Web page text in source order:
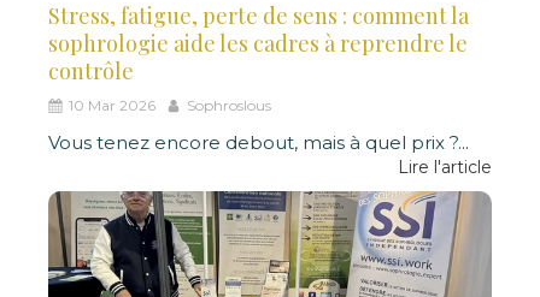
Stress, fatigue, perte de sens : comment la
sophrologie aide les cadres à reprendre le
contrôle
10 Mar 2026 Sophroslous
Vous tenez encore debout, mais à quel prix ?...
Lire l'article